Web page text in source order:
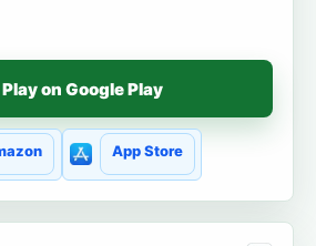
Play on Google Play
App Store